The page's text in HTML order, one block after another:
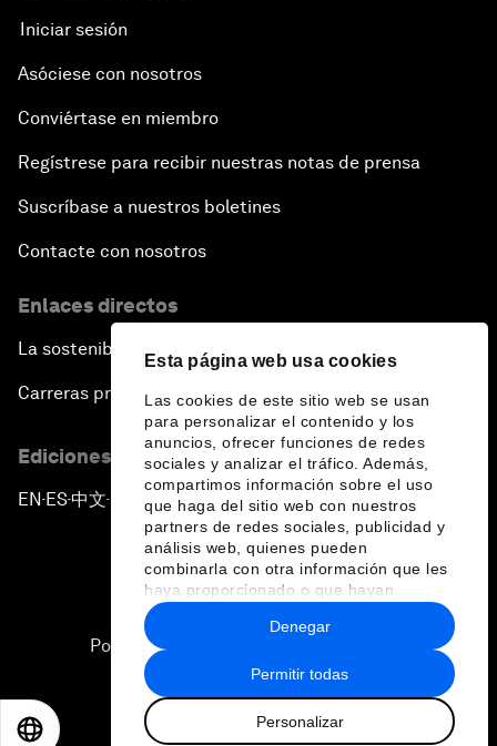
Esta página web usa cookies
Las cookies de este sitio web se usan
para personalizar el contenido y los
anuncios, ofrecer funciones de redes
sociales y analizar el tráfico. Además,
compartimos información sobre el uso
que haga del sitio web con nuestros
partners de redes sociales, publicidad y
análisis web, quienes pueden
combinarla con otra información que les
haya proporcionado o que hayan
recopilado a partir del uso que haya
hecho de sus servicios.
Permitir todas
Personalizar
Denegar
Iniciar sesión
Asóciese con nosotros
Conviértase en miembro
Regístrese para recibir nuestras notas de prensa
Suscríbase a nuestros boletines
Contacte con nosotros
Enlaces directos
La sostenibilidad en el Foro
Carreras profesionales
Ediciones en otros idiomas
EN ▪ ES▪中文▪ 日本語
Política de privacidad y normas de uso
2026 Foro Económico Mundial